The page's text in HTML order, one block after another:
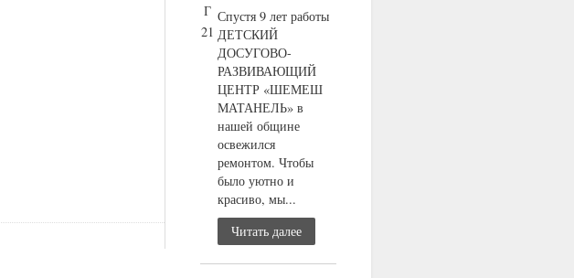
Г
21
Спустя 9 лет работы
ДЕТСКИЙ
ДОСУГОВО-
РАЗВИВАЮЩИЙ
ЦЕНТР «ШЕМЕШ
МАТАНЕЛЬ» в
нашей общине
освежился
ремонтом. Чтобы
было уютно и
красиво, мы...
Читать далее